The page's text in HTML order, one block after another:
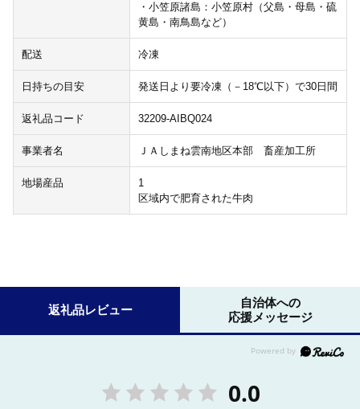
・小笠原諸島：小笠原村（父島・母島・硫
黄島・南鳥島など）
配送 冷凍
日持ちの目安 発送日より要冷凍（－18℃以下）で30日間
返礼品コード 32209-AIBQ024
事業者名 ＪＡしまね雲南地区本部 畜産加工所
地場産品
1
区域内で肥育された牛肉
返礼品レビュー
自治体への
応援メッセージ
0.0